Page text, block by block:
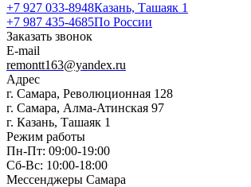
+7 927 033-8948Казань, Ташаяк 1
+7 987 435-4685По России
Заказать звонок
E-mail
remontt163@yandex.ru
Адрес
г. Самара, Революционная 128
г. Самара, Алма-Атинская 97
г. Казань, Ташаяк 1
Режим работы
Пн-Пт: 09:00-19:00
Сб-Вс: 10:00-18:00
Мессенджеры Самара